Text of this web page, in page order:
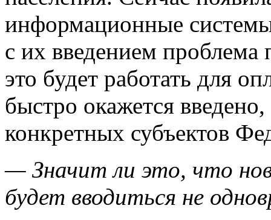
информационные
с их введением
это будет работать для
быстро окажется введено,
конкретных субъектов
— Значит ли это, что
будет вводиться не